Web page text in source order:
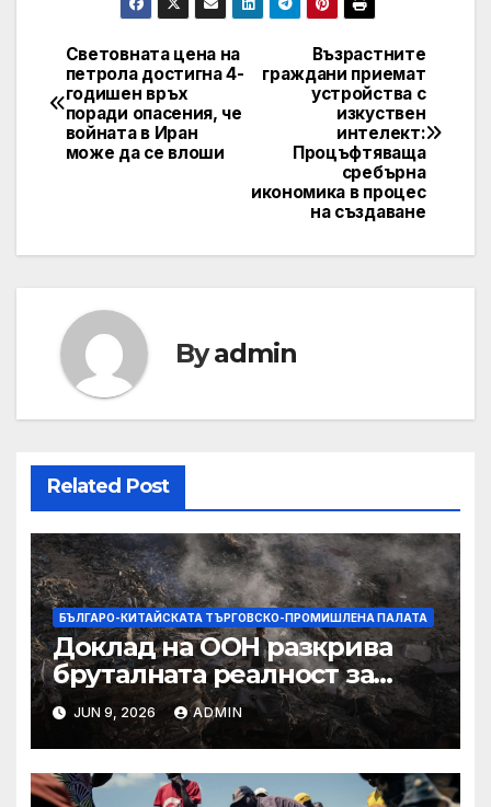
Post
navigation
Възрастните
граждани приемат
устройства с
изкуствен
интелект:
Процъфтяваща
сребърна
икономика в процес
на създаване
Световната цена на
петрола достигна 4-
годишен връх
поради опасения, че
войната в Иран
може да се влоши
Byadmin
Related Post
БЪЛГАРО-КИТАЙСКАТА ТЪРГОВСКО-ПРОМИШЛЕНА ПАЛАТА
Доклад на ООН разкрива
бруталната реалност за
палестинците в Газа,
Западния бряг
JUN 9, 2026 ADMIN